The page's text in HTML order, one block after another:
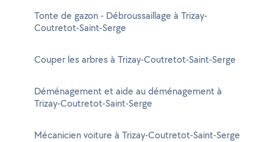
Tonte de gazon - Débroussaillage à Trizay-
Coutretot-Saint-Serge
Couper les arbres à Trizay-Coutretot-Saint-Serge
Déménagement et aide au déménagement à
Trizay-Coutretot-Saint-Serge
Mécanicien voiture à Trizay-Coutretot-Saint-Serge